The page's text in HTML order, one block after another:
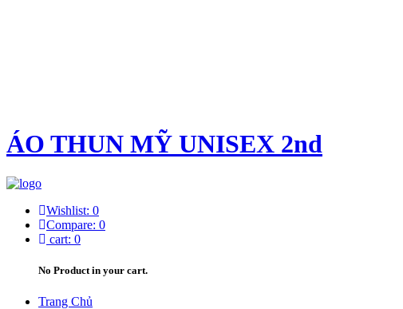
ÁO THUN MỸ UNISEX 2nd
Wishlist: 0
Compare: 0
cart: 0
No Product in your cart.
Trang Chủ